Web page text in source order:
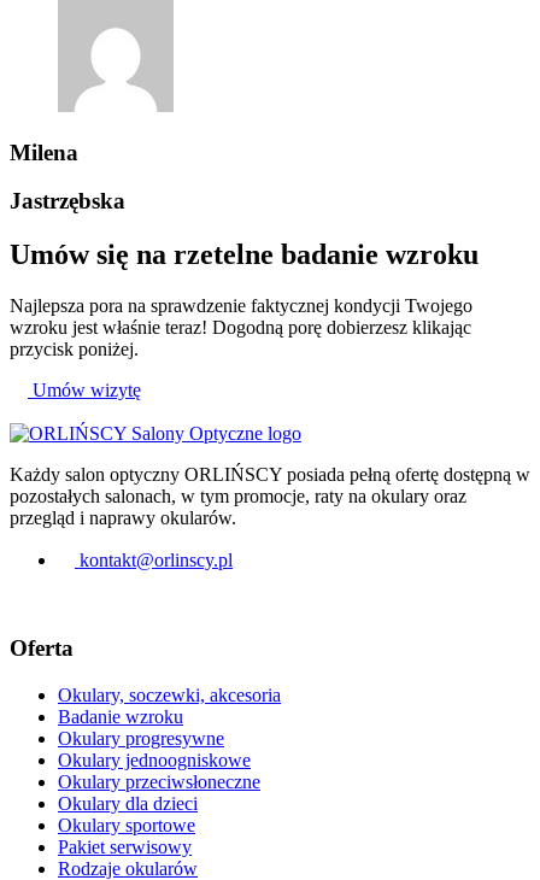
Milena
Jastrzębska
Umów się na rzetelne badanie wzroku
Najlepsza pora na sprawdzenie faktycznej kondycji Twojego
wzroku jest właśnie teraz! Dogodną porę dobierzesz klikając
przycisk poniżej.
Umów wizytę
Każdy salon optyczny ORLIŃSCY posiada pełną ofertę dostępną w
pozostałych salonach, w tym promocje, raty na okulary oraz
przegląd i naprawy okularów.
kontakt@orlinscy.pl
Oferta
Okulary, soczewki, akcesoria
Badanie wzroku
Okulary progresywne
Okulary jednoogniskowe
Okulary przeciwsłoneczne
Okulary dla dzieci
Okulary sportowe
Pakiet serwisowy
Rodzaje okularów